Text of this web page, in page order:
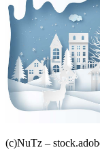
(c)NuTz –